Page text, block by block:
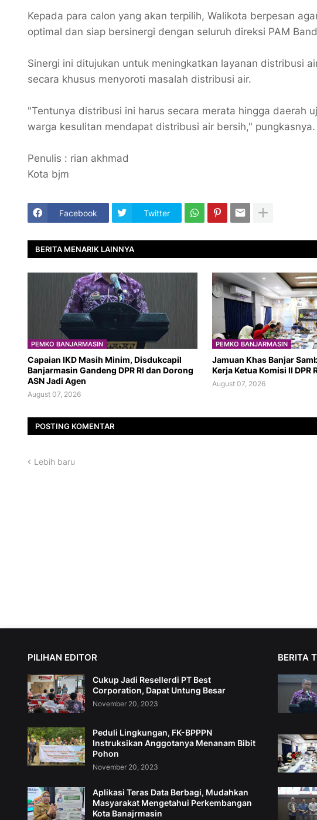
Kepada para calon yang akan terpilih, Walikota berpesan
optimal dan siap bersinergi dengan seluruh direksi PAM
Sinergi ini ditujukan untuk meningkatkan layanan distribusi
secara khusus menyoroti masalah distribusi air.
"Tentunya distribusi ini harus secara merata hingga daerah
warga kesulitan mendapat distribusi air bersih," pungkasnya.
Penulis : rian akhmad
Kota bjm
Facebook Twitter
BERITA MENARIK LAINNYA
PEMKO BANJARMASIN
Capaian IKD Masih Minim, Disdukcapil
Banjarmasin Gandeng DPR RI dan Dorong
ASN Jadi Agen
August 07, 2026
PEMKO BANJARMASIN
Jamuan Khas Banjar
Kerja Ketua Komisi II DPR
August 07, 2026
POSTING KOMENTAR
Lebih baru
PILIHAN EDITOR
Cukup Jadi Resellerdi PT Best
Corporation, Dapat Untung Besar
November 20, 2023
Peduli Lingkungan, FK-BPPPN
Instruksikan Anggotanya Menanam Bibit
Pohon
November 20, 2023
Aplikasi Teras Data Berbagi, Mudahkan
Masyarakat Mengetahui Perkembangan
Kota Banajrmasin
BERITA